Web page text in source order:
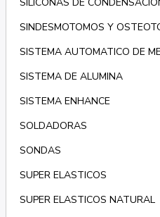
SINDESMOTOMOS Y
SISTEMA AUTOMATICO DE
SISTEMA DE ALUMINA
SISTEMA ENHANCE
SOLDADORAS
SONDAS
SUPER ELASTICOS
SUPER ELASTICOS NATURAL